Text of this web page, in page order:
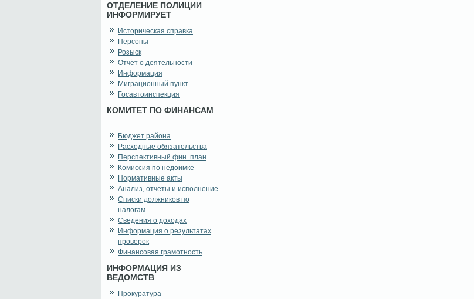
ОТДЕЛЕНИЕ ПОЛИЦИИ
ИНФОРМИРУЕТ
Историческая справка
Персоны
Розыск
Отчёт о деятельности
Информация
Миграционный пункт
Госавтоинспекция
КОМИТЕТ ПО ФИНАНСАМ
Бюджет района
Расходные обязательства
Перспективный фин. план
Комиссия по недоимке
Нормативные акты
Анализ, отчеты и исполнение
Списки должников по
налогам
Сведения о доходах
Информация о результатах
проверок
Финансовая грамотность
ИНФОРМАЦИЯ ИЗ
ВЕДОМСТВ
Прокуратура